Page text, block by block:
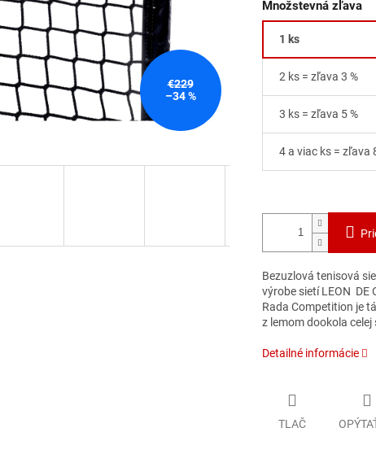
€229
–34 %
Množstevná zľava
1 ks
2 ks = zľava 3 %
3 ks = zľava 5 %
4 a viac ks = zľava
Bezuzlová tenisová
výrobe sietí LEON DE
Rada Competition je
z lemom dookola
Detailné informácie
TLAČ